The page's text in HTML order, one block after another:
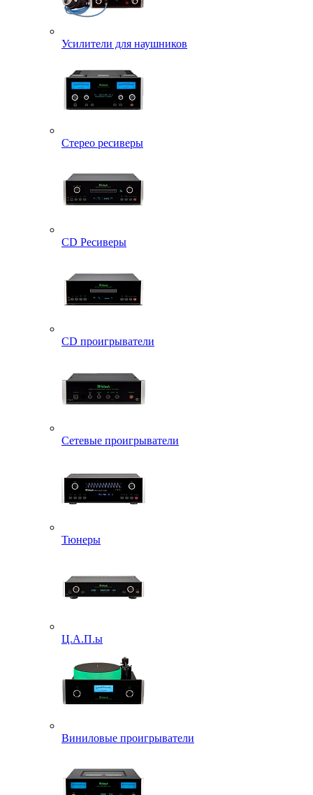
Усилители для наушников
Стерео ресиверы
CD Ресиверы
CD проигрыватели
Сетевые проигрыватели
Тюнеры
Ц.А.П.ы
Виниловые проигрыватели